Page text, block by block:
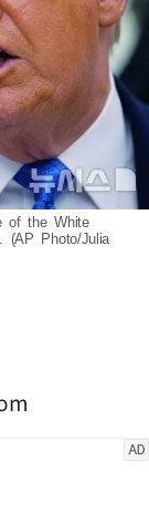
of the White
(AP Photo/Julia